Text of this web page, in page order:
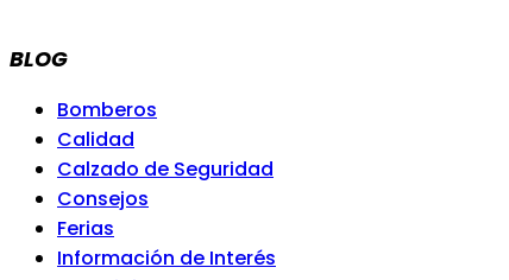
BLOG
Bomberos
Calidad
Calzado de Seguridad
Consejos
Ferias
Información de Interés